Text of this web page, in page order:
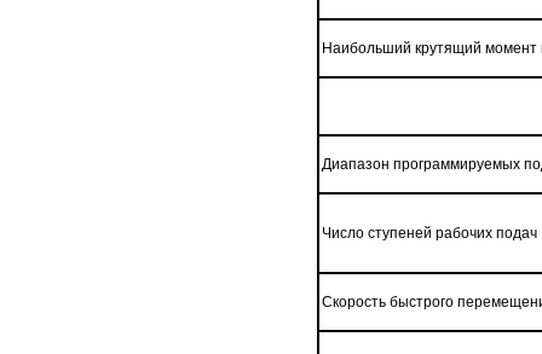
Наибольший крутящий
Диапазон программируемых
Число ступеней рабочих подач
Скорость быстрого